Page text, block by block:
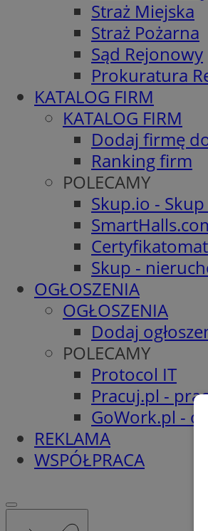
Straż Miejska
Straż Pożarna
Sąd Rejonowy
Prokuratura
KATALOG FIRM
KATALOG FIRM
Dodaj firmę
Ranking firm
POLECAMY
Skup.io -
Skup -
OGŁOSZENIA
OGŁOSZENIA
Dodaj
POLECAMY
Protocol IT
Pracuj.pl -
GoWork.pl -
REKLAMA
WSPÓŁPRACA